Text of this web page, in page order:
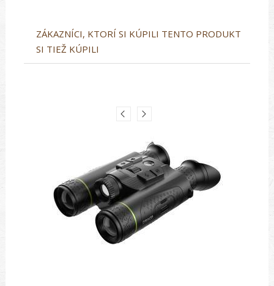
ZÁKAZNÍCI, KTORÍ SI KÚPILI TENTO PRODUKT
SI TIEŽ KÚPILI